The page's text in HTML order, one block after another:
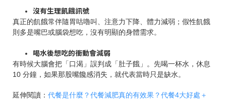
沒有生理飢餓訊號
真正的飢餓常伴隨胃咕嚕叫、注意力下降、體力減弱；假性飢餓
則多是嘴巴或腦袋想吃，沒有明顯的身體需求。
喝水後想吃的衝動會減弱
有時候大腦會把「口渴」誤判成「肚子餓」。先喝一杯水，休息
10 分鐘，如果那股嘴饞感消失，就代表當時只是缺水。
延伸閱讀： 代餐是什麼？代餐減肥真的有效果？代餐4大好處＋